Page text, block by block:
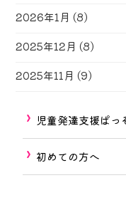
2026年1月 (8)
2025年12月 (8)
2025年11月 (9)
児童発達支援ぱっ
初めての方へ